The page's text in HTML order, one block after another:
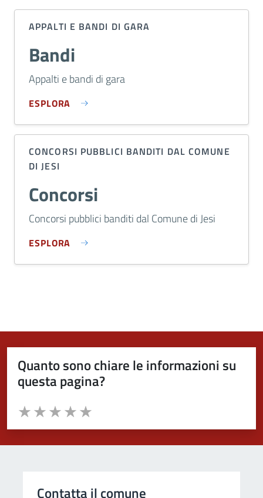
APPALTI E BANDI DI GARA
Bandi
Appalti e bandi di gara
ESPLORA
CONCORSI PUBBLICI BANDITI DAL COMUNE
DI JESI
Concorsi
Concorsi pubblici banditi dal Comune di Jesi
ESPLORA
Quanto sono chiare le informazioni su
questa pagina?
Valuta da 1 a 5 stelle la pagina
Valuta 5 stelle su 5
Valuta 4 stelle su 5
Valuta 3 stelle su 5
Valuta 2 stelle su 5
Valuta 1 stelle su 5
Contatta il comune